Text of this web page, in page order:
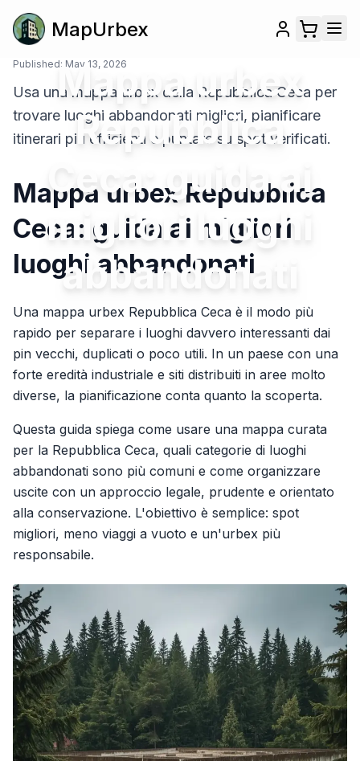
MapUrbex
Mappa urbex
Repubblica
Ceca: guida ai
migliori luoghi
abbandonati
Published: May 13, 2026
Usa una mappa urbex della Repubblica Ceca per
trovare luoghi abbandonati migliori, pianificare
itinerari più efficienti e puntare su spot verificati.
Mappa urbex Repubblica
Ceca: guida ai migliori
luoghi abbandonati
Una mappa urbex Repubblica Ceca è il modo più
rapido per separare i luoghi davvero interessanti dai
pin vecchi, duplicati o poco utili. In un paese con una
forte eredità industriale e siti distribuiti in aree molto
diverse, la pianificazione conta quanto la scoperta.
Questa guida spiega come usare una mappa curata
per la Repubblica Ceca, quali categorie di luoghi
abbandonati sono più comuni e come organizzare
uscite con un approccio legale, prudente e orientato
alla conservazione. L'obiettivo è semplice: spot
migliori, meno viaggi a vuoto e un'urbex più
responsabile.